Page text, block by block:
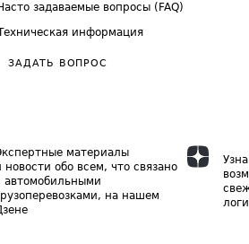
задаваемые вопросы (FAQ)
информация
ЗАДАТЬ ВОПРОС
материалы
новости обо всем, что связано
автомобильными
на нашем